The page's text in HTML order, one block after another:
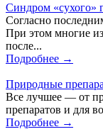
Синдром «сухого»
Согласно
При этом многие
после...
Подробнее →
Природные
Все лучшее — от
препаратов и для
Подробнее →